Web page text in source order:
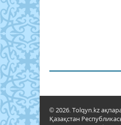
© 2026. Tolqyn.kz
Қазақстан